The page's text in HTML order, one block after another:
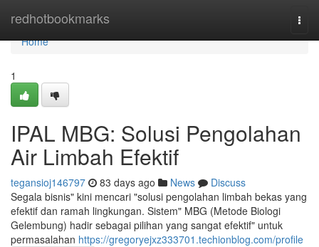
redhotbookmarks
Home
Home
1
IPAL MBG: Solusi Pengolahan
Air Limbah Efektif
tegansioj146797 83 days ago News
Discuss
Segala bisnis" kini mencari "solusi pengolahan limbah bekas yang
efektif dan ramah lingkungan. Sistem" MBG (Metode Biologi
Gelembung) hadir sebagai pilihan yang sangat efektif" untuk
permasalahan https://gregoryejxz333701.techionblog.com/profile